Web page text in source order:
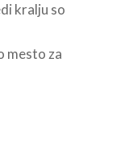
kralju so
mesto za